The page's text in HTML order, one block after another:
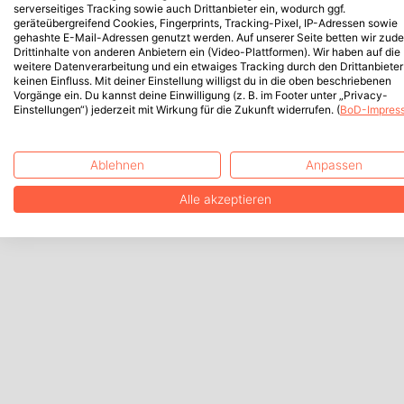
serverseitiges Tracking sowie auch Drittanbieter ein, wodurch ggf.
geräteübergreifend Cookies, Fingerprints, Tracking-Pixel, IP-Adressen sowie
gehashte E-Mail-Adressen genutzt werden. Auf unserer Seite betten wir
Drittinhalte von anderen Anbietern ein (Video-Plattformen). Wir haben auf die
weitere Datenverarbeitung und ein etwaiges Tracking durch den Drittanbieter
keinen Einfluss. Mit deiner Einstellung willigst du in die oben beschriebenen
Vorgänge ein. Du kannst deine Einwilligung (z. B. im Footer unter „Privacy-
Einstellungen“) jederzeit mit Wirkung für die Zukunft widerrufen. (BoD-
Ablehnen Anpassen
Alle akzeptieren